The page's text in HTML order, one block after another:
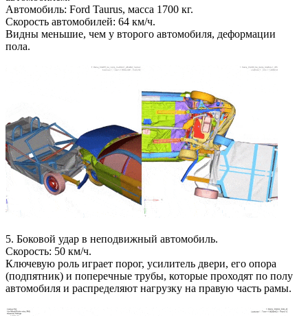
Автомобиль: Ford Taurus, масса 1700 кг.
Скорость автомобилей: 64 км/ч.
Видны меньшие, чем у второго автомобиля, деформации
пола.
5. Боковой удар в неподвижный автомобиль.
Скорость: 50 км/ч.
Ключевую роль играет порог, усилитель двери, его опора
(подпятник) и поперечные трубы, которые проходят по полу
автомобиля и распределяют нагрузку на правую часть рамы.